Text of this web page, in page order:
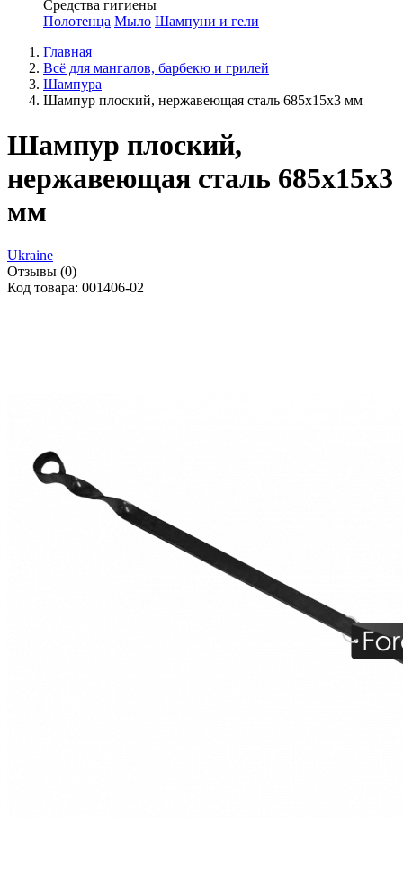
Средства гигиены
Полотенца Мыло Шампуни и гели
Главная
Всё для мангалов, барбекю и грилей
Шампура
Шампур плоский, нержавеющая сталь 685x15x3 мм
Шампур плоский,
нержавеющая сталь 685x15x3
мм
Ukraine
Отзывы (0)
Код товара: 001406-02